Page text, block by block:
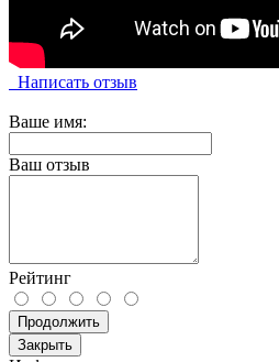
Написать отзыв
Ваше имя:
Ваш отзыв
Рейтинг
Продолжить
Закрыть